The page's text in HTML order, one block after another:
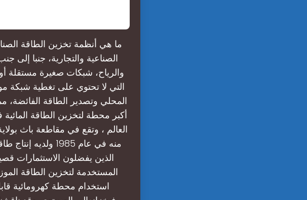
ما هي أنظمة تخزين الطاقة
الصناعية والتجارية، جنبا
والرياح، شبكات صغيرة مستقلة
التي لا تحتوي على تغطية شبكة
المحلي وتصدير الطاقة
أكبر محطة لتخزين الطاقة
الذين يفضلون الاستثمارات
المستخدمة لتخزين الطاقة
استخدام محطة كهرومائية